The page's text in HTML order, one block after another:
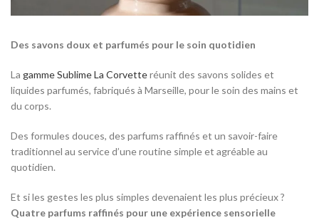
Des savons doux et parfumés pour le soin quotidien
La gamme Sublime La Corvetteréunit des savons solides et
liquides parfumés, fabriqués à Marseille, pour le soin des mains et
du corps.
Des formules douces, des parfums raffinés et un savoir-faire
traditionnel au service d’une routine simple et agréable au
quotidien.
Et si les gestes les plus simples devenaient les plus précieux ?
Quatre parfums raffinés pour une expérience sensorielle